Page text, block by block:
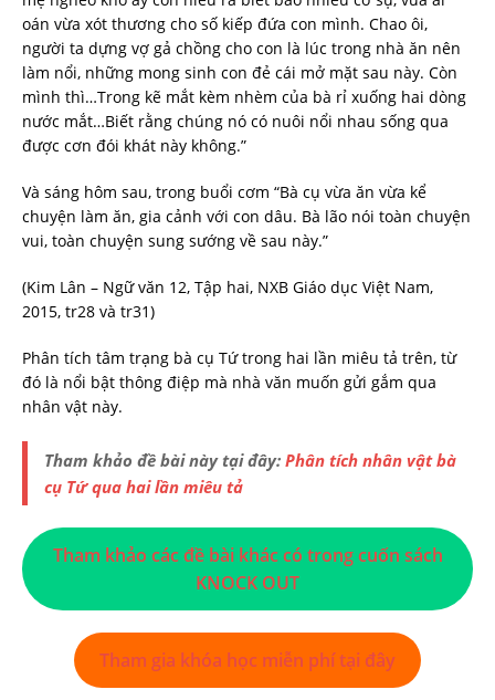
oán vừa xót thương cho số kiếp đứa con mình. Chao ôi,
người ta dựng vợ gả chồng cho con là lúc trong nhà ăn nên
làm nổi, những mong sinh con đẻ cái mở mặt sau này. Còn
mình thì…Trong kẽ mắt kèm nhèm của bà rỉ xuống hai dòng
nước mắt…Biết rằng chúng nó có nuôi nổi nhau sống qua
được cơn đói khát này không.”
Và sáng hôm sau, trong buổi cơm “Bà cụ vừa ăn vừa kể
chuyện làm ăn, gia cảnh với con dâu. Bà lão nói toàn chuyện
vui, toàn chuyện sung sướng về sau này.”
(Kim Lân – Ngữ văn 12, Tập hai, NXB Giáo dục Việt Nam,
2015, tr28 và tr31)
Phân tích tâm trạng bà cụ Tứ trong hai lần miêu tả trên, từ
đó là nổi bật thông điệp mà nhà văn muốn gửi gắm qua
nhân vật này.
Tham khảo đề bài này tại đây: Phân tích nhân vật bà
cụ Tứ qua hai lần miêu tả
Tham khảo các đề bài khác có trong cuốn sách
KNOCK OUT
Tham gia khóa học miễn phí tại đây